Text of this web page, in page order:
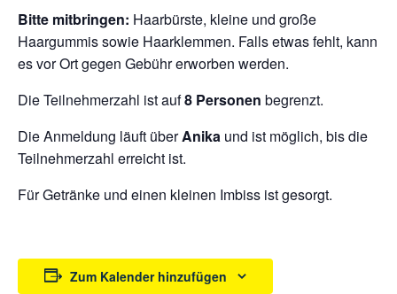
Bitte mitbringen: Haarbürste, kleine und große
Haargummis sowie Haarklemmen. Falls etwas fehlt, kann
es vor Ort gegen Gebühr erworben werden.
Die Teilnehmerzahl ist auf8 Personen begrenzt.
Die Anmeldung läuft überAnika und ist möglich, bis die
Teilnehmerzahl erreicht ist.
Für Getränke und einen kleinen Imbiss ist gesorgt.
Zum Kalender hinzufügen